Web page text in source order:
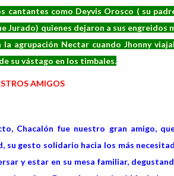
cantantes como Deyvis Orosco ( su
Jurado) quienes dejaron a sus engreidos
la agrupación Nectar cuando Jhonny
su vástago en los timbales.
AMIGOS
Chacalón fue nuestro gran amigo,
su gesto solidario hacia los más
y estar en su mesa familiar,